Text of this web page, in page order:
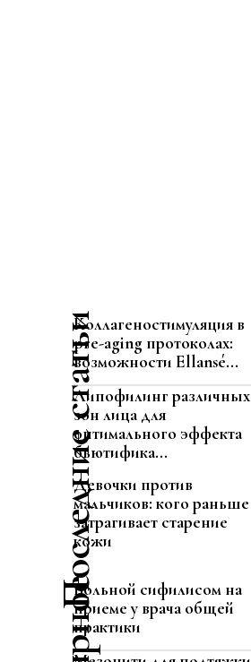
Последние статьи
Коллагеностимуляция в
pre-aging протоколах:
возможности Ellansé...
Липофилинг различных
зон лица для
оптимального эффекта
бьютифика...
Девочки против
мальчиков: кого раньше
затрагивает старение
кожи
Больной сифилисом на
приеме у врача общей
практики